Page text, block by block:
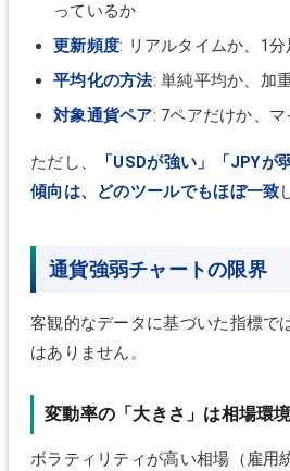
っているか
更新頻度: リアルタイムか、1
平均化の方法: 単純平均か、加
対象通貨ペア: 7ペアだけか、
ただし、
「USDが強い」「JPYが
傾向は、どのツールでもほぼ一致
通貨強弱チャートの限界
客観的なデータに基づいた指標で
はありません。
変動率の「大きさ」は相場環
ボラティリティが高い相場（雇用